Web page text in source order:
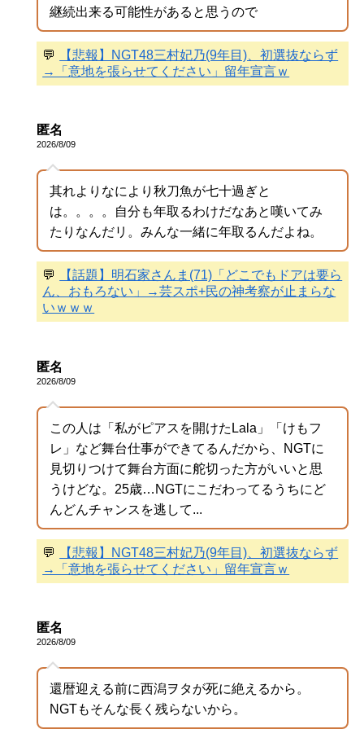
継続出来る可能性があると思うので
💬
【悲報】NGT48三村妃乃(9年目)、初選抜ならず
→「意地を張らせてください」留年宣言ｗ
匿名
2026/8/09
其れよりなにより秋刀魚が七十過ぎと
は。。。。自分も年取るわけだなあと嘆いてみ
たりなんだリ。みんな一緒に年取るんだよね。
💬
【話題】明石家さんま(71)「どこでもドアは要ら
ん、おもろない」→芸スポ+民の神考察が止まらな
いｗｗｗ
匿名
2026/8/09
この人は「私がピアスを開けたLala」「けもフ
レ」など舞台仕事ができてるんだから、NGTに
見切りつけて舞台方面に舵切った方がいいと思
うけどな。25歳…NGTにこだわってるうちにど
んどんチャンスを逃して...
💬
【悲報】NGT48三村妃乃(9年目)、初選抜ならず
→「意地を張らせてください」留年宣言ｗ
匿名
2026/8/09
還暦迎える前に西潟ヲタが死に絶えるから。
NGTもそんな長く残らないから。